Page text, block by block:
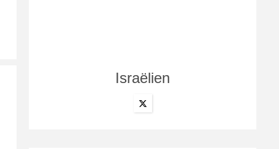
Israëlien